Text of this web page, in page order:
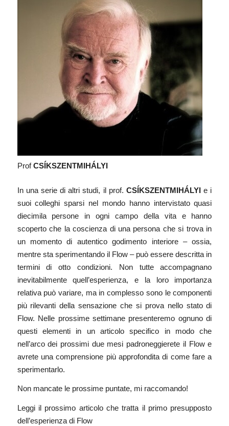
ProfCSÍKSZENTMIHÁLYI
In una serie di altri studi, il prof.CSÍKSZENTMIHÁLYI e i
suoi colleghi sparsi nel mondo hanno intervistato quasi
diecimila persone in ogni campo della vita e hanno
scoperto che la coscienza di una persona che si trova in
un momento di autentico godimento interiore – ossia,
mentre sta sperimentando il Flow – può essere descritta in
termini di otto condizioni. Non tutte accompagnano
inevitabilmente quell’esperienza, e la loro importanza
relativa può variare, ma in complesso sono le componenti
più rilevanti della sensazione che si prova nello stato di
Flow. Nelle prossime settimane presenteremo ognuno di
questi elementi in un articolo specifico in modo che
nell’arco dei prossimi due mesi padroneggierete il Flow e
avrete una comprensione più approfondita di come fare a
sperimentarlo.
Non mancate le prossime puntate, mi raccomando!
Leggi il prossimo articolo che tratta il primo presupposto
dell’esperienza di Flow